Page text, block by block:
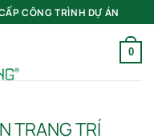
CÔNG TRÌNH DỰ ÁN
0
TRANG TRÍ